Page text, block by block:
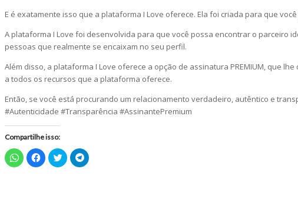
E é exatamente isso que a plataforma I Love oferece. Ela foi criada para que
A plataforma I Love foi desenvolvida para que você possa encontrar o parceiro
pessoas que realmente se encaixam no seu perfil.
Além disso, a plataforma I Love oferece a opção de assinatura PREMIUM, que
a todos os recursos que a plataforma oferece.
Então, se você está procurando um relacionamento verdadeiro, autêntico e
#Autenticidade #Transparência #AssinantePremium
Compartilhe isso:
Clique
para
compartilhar
Clique
para
compartilhar
Clique
para
compartilhar
Clique
para